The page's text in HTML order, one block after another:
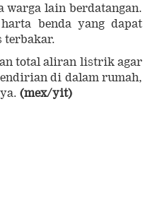
warga lain berdatangan.
benda yang dapat
terbakar.
total aliran listrik agar
di dalam rumah,
(mex/yit)